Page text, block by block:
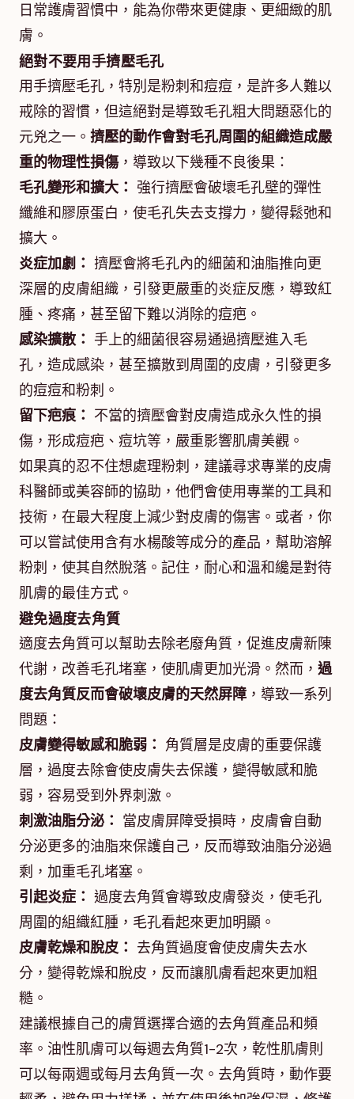
日常護膚習慣中，能為你帶來更健康、更細緻的肌
膚。
絕對不要用手擠壓毛孔
用手擠壓毛孔，特別是粉刺和痘痘，是許多人難以
戒除的習慣，但這絕對是導致毛孔粗大問題惡化的
元兇之一。 擠壓的動作會對毛孔周圍的組織造成嚴
重的物理性損傷，導致以下幾種不良後果：
毛孔變形和擴大： 強行擠壓會破壞毛孔壁的彈性
纖維和膠原蛋白，使毛孔失去支撐力，變得鬆弛和
擴大。
炎症加劇： 擠壓會將毛孔內的細菌和油脂推向更
深層的皮膚組織，引發更嚴重的炎症反應，導致紅
腫、疼痛，甚至留下難以消除的痘疤。
感染擴散： 手上的細菌很容易通過擠壓進入毛
孔，造成感染，甚至擴散到周圍的皮膚，引發更多
的痘痘和粉刺。
留下疤痕： 不當的擠壓會對皮膚造成永久性的損
傷，形成痘疤、痘坑等，嚴重影響肌膚美觀。
如果真的忍不住想處理粉刺，建議尋求專業的皮膚
科醫師或美容師的協助，他們會使用專業的工具和
技術，在最大程度上減少對皮膚的傷害。或者，你
可以嘗試使用含有水楊酸等成分的產品，幫助溶解
粉刺，使其自然脫落。記住，耐心和溫和纔是對待
肌膚的最佳方式。
避免過度去角質
適度去角質可以幫助去除老廢角質，促進皮膚新陳
代謝，改善毛孔堵塞，使肌膚更加光滑。然而， 過
度去角質反而會破壞皮膚的天然屏障 ，導致一系列
問題：
皮膚變得敏感和脆弱： 角質層是皮膚的重要保護
層，過度去除會使皮膚失去保護，變得敏感和脆
弱，容易受到外界刺激。
刺激油脂分泌： 當皮膚屏障受損時，皮膚會自動
分泌更多的油脂來保護自己，反而導致油脂分泌過
剩，加重毛孔堵塞。
引起炎症： 過度去角質會導致皮膚發炎，使毛孔
周圍的組織紅腫，毛孔看起來更加明顯。
皮膚乾燥和脫皮： 去角質過度會使皮膚失去水
分，變得乾燥和脫皮，反而讓肌膚看起來更加粗
糙。
建議根據自己的膚質選擇合適的去角質產品和頻
率。油性肌膚可以每週去角質1-2次，乾性肌膚則
可以每兩週或每月去角質一次。去角質時，動作要